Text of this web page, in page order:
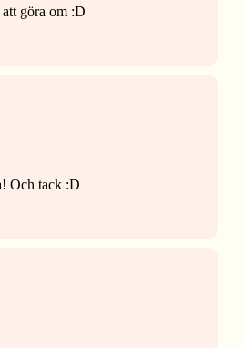
göra om :D
Och tack :D